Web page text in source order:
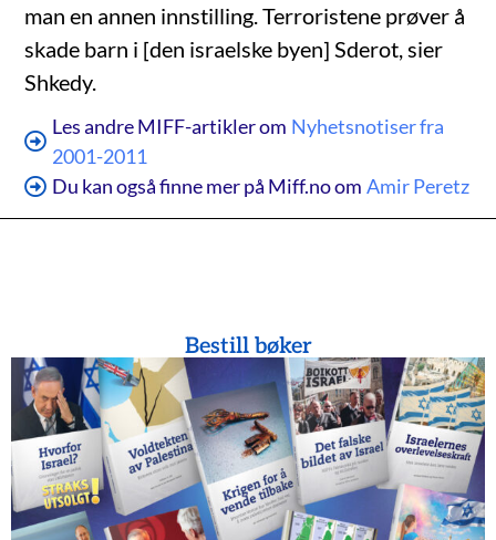
man en annen innstilling. Terroristene prøver å
skade barn i [den israelske byen] Sderot, sier
Shkedy.
Les andre MIFF-artikler om Nyhetsnotiser fra
2001-2011
Du kan også finne mer på Miff.no om Amir Peretz
Bestill bøker